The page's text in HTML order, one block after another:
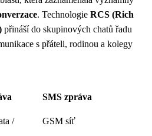
. Technologie RCS (Rich
přináší do skupinových chatů řadu
s přáteli, rodinou a kolegy
SMS zpráva
/
GSM síť